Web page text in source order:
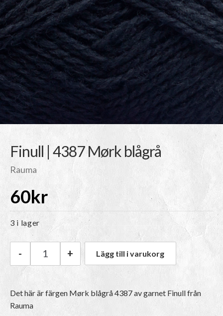
Finull | 4387 Mørk blågrå
Rauma
60kr
3 i lager
Rauma Finull | 4387 Mørk blågrå mängd
- + Lägg till i varukorg
Det här är färgen Mørk blågrå 4387av garnet Finullfrån
Rauma